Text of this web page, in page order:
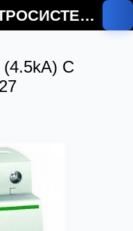
СУЧАСНІ ЕЛЕКТРОСИСТЕМИ
C